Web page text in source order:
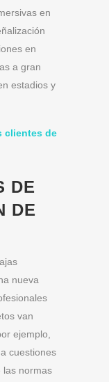
en
en
a gran
estadios y
clientes de
DE
DE
nueva
van
ejemplo,
cuestiones
las normas